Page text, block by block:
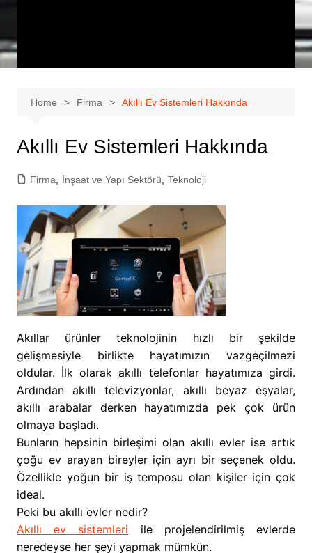
Home Firma Akıllı Ev Sistemleri Hakkında
Akıllı Ev Sistemleri Hakkında
Firma İnşaat ve Yapı Sektörü Teknoloji
Akıllar ürünler teknolojinin hızlı bir şekilde
gelişmesiyle birlikte hayatımızın vazgeçilmezi
oldular. İlk olarak akıllı telefonlar hayatımıza girdi.
Ardından akıllı televizyonlar, akıllı beyaz eşyalar,
akıllı arabalar derken hayatımızda pek çok ürün
olmaya başladı.
Bunların hepsinin birleşimi olan akıllı evler ise artık
çoğu ev arayan bireyler için ayrı bir seçenek oldu.
Özellikle yoğun bir iş temposu olan kişiler için çok
ideal.
Peki bu akıllı evler nedir?
Akıllı ev sistemleri ile projelendirilmiş evlerde
neredeyse her şeyi yapmak mümkün.